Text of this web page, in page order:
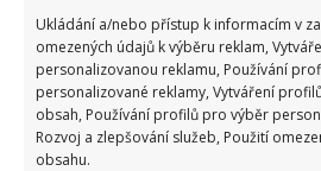
Ukládání a/nebo přístup k informacím v
omezených údajů k výběru reklam,
personalizovanou reklamu, Používání
personalizované reklamy, Vytváření
obsah, Používání profilů pro výběr
Rozvoj a zlepšování služeb, Použití
obsahu.